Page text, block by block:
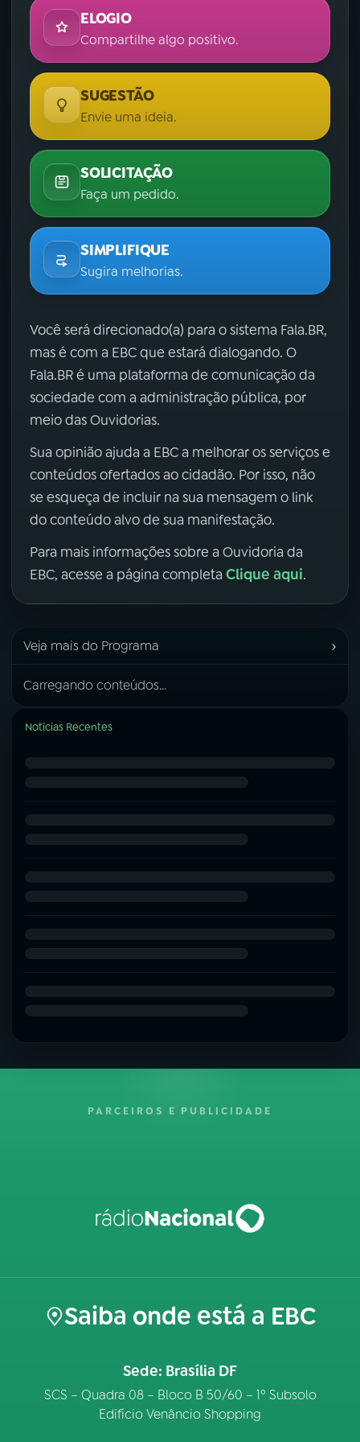
ELOGIO
Compartilhe algo positivo.
SUGESTÃO
Envie uma ideia.
SOLICITAÇÃO
Faça um pedido.
SIMPLIFIQUE
Sugira melhorias.
Você será direcionado(a) para o sistema Fala.BR,
mas é com a EBC que estará dialogando. O
Fala.BR é uma plataforma de comunicação da
sociedade com a administração pública, por
meio das Ouvidorias.
Sua opinião ajuda a EBC a melhorar os serviços e
conteúdos ofertados ao cidadão. Por isso, não
se esqueça de incluir na sua mensagem o link
do conteúdo alvo de sua manifestação.
Para mais informações sobre a Ouvidoria da
EBC, acesse a página completa Clique aqui.
Veja mais do Programa ›
Carregando conteúdos...
Notícias Recentes
PARCEIROS E PUBLICIDADE
Saiba onde está a EBC
Sede: Brasília DF
SCS – Quadra 08 – Bloco B 50/60 – 1º Subsolo
Edifício Venâncio Shopping